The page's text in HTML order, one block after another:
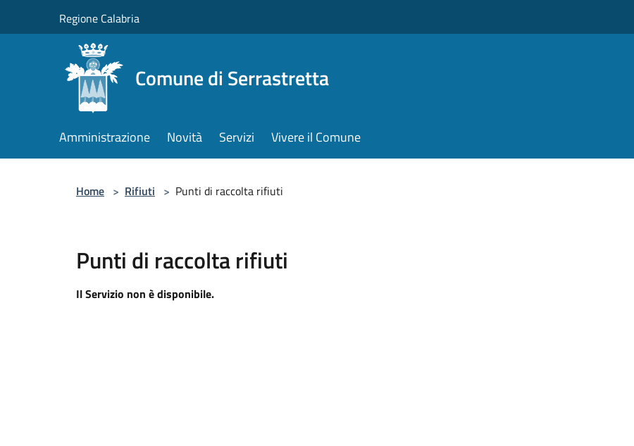
Regione Calabria
Comune di Serrastretta
Amministrazione Novità Servizi Vivere il Comune
Home > Rifiuti > Punti di raccolta rifiuti
Punti di raccolta rifiuti
Il Servizio non è disponibile.